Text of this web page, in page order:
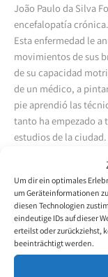
Um dir ein optimales
um Geräteinformationen
diesen Technologien
eindeutige IDs auf dieser
erteilst oder zurückziehst,
beeinträchtigt werden.
João Paulo da Silva
encefalopatía
Esta enfermedad le
movimientos de sus
de su capacidad
de un médico, a
pie aprendió las
tanto ha empezado a
estudios de la
Volver a la